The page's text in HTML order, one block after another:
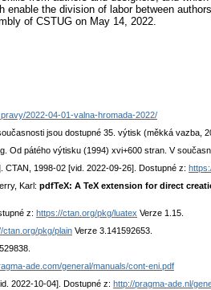
the division of labor between
of CSTUG on May 14, 2022.
2022-04-01-valna-hromada-2022/
jsou dostupné 35. výtisk (měkká vazba,
Od pátého výtisku (1994) xvi+600 stran. V
CTAN, 1998-02 [vid. 2022-09-26]. Dostupné z:
Karl: pdfTeX: A TeX extension for direct
z: https://ctan.org/pkg/luatex Verze 1.15.
ctan.org/pkg/plain Verze 3.141592653.
ade.com/general/manuals/cont-eni.pdf
2022-10-04]. Dostupné z: http://pragma-ade.nl/